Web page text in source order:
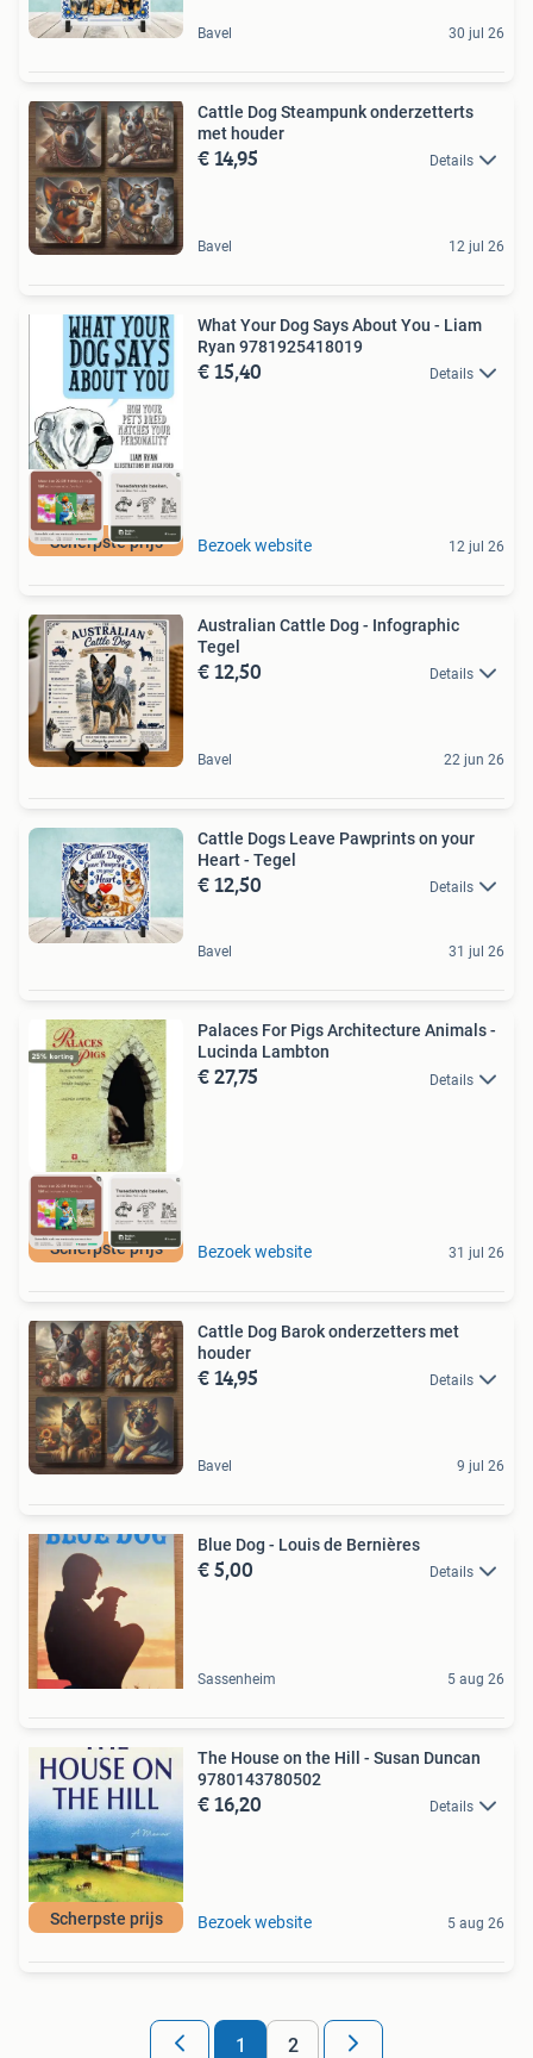
Bavel 30 jul 26
Cattle Dog Steampunk onderzetterts
met houder
€ 14,95 Details
Bavel 12 jul 26
Scherpste prijs
What Your Dog Says About You - Liam
Ryan 9781925418019
€ 15,40 Details
Bezoek website 12 jul 26
Australian Cattle Dog - Infographic
Tegel
€ 12,50 Details
Bavel 22 jun 26
Cattle Dogs Leave Pawprints on your
Heart - Tegel
€ 12,50 Details
Bavel 31 jul 26
Scherpste prijs
Palaces For Pigs Architecture Animals -
Lucinda Lambton
€ 27,75 Details
Bezoek website 31 jul 26
Cattle Dog Barok onderzetters met
houder
€ 14,95 Details
Bavel 9 jul 26
Blue Dog - Louis de Bernières
€ 5,00 Details
Sassenheim 5 aug 26
Scherpste prijs
The House on the Hill - Susan Duncan
9780143780502
€ 16,20 Details
Bezoek website 5 aug 26
1 2